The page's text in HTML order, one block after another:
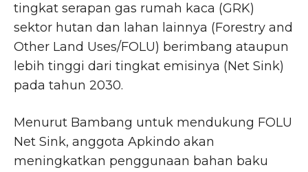
tingkat serapan gas rumah kaca (GRK)
sektor hutan dan lahan lainnya (Forestry and
Other Land Uses/FOLU) berimbang ataupun
lebih tinggi dari tingkat emisinya (Net Sink)
pada tahun 2030.
Menurut Bambang untuk mendukung FOLU
Net Sink, anggota Apkindo akan
meningkatkan penggunaan bahan baku